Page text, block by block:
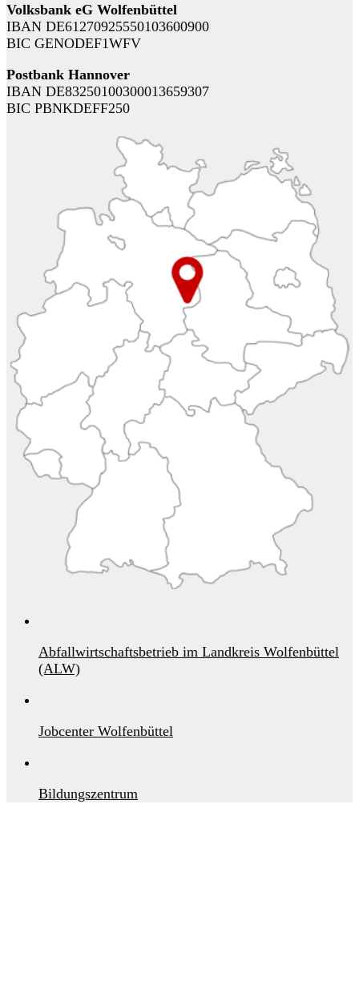
Volksbank eG Wolfenbüttel
IBAN DE61270925550103600900
BIC GENODEF1WFV
Postbank Hannover
IBAN DE83250100300013659307
BIC PBNKDEFF250
Abfallwirtschaftsbetrieb im Landkreis Wolfenbüttel
(ALW)
Jobcenter Wolfenbüttel
Bildungszentrum